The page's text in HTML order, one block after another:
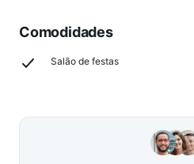
Comodidades
Salão de festas